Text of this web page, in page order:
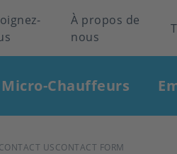
À propos de
nous
Micro-Chauffeurs
CONTACT USCONTACT FORM